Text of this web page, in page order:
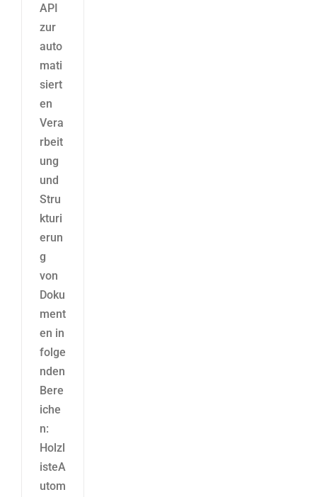
API
zur
auto
mati
siert
en
Vera
rbeit
ung
und
Stru
kturi
erun
g
von
Doku
ment
en in
folge
nden
Bere
iche
n:
Holzl
isteA
utom